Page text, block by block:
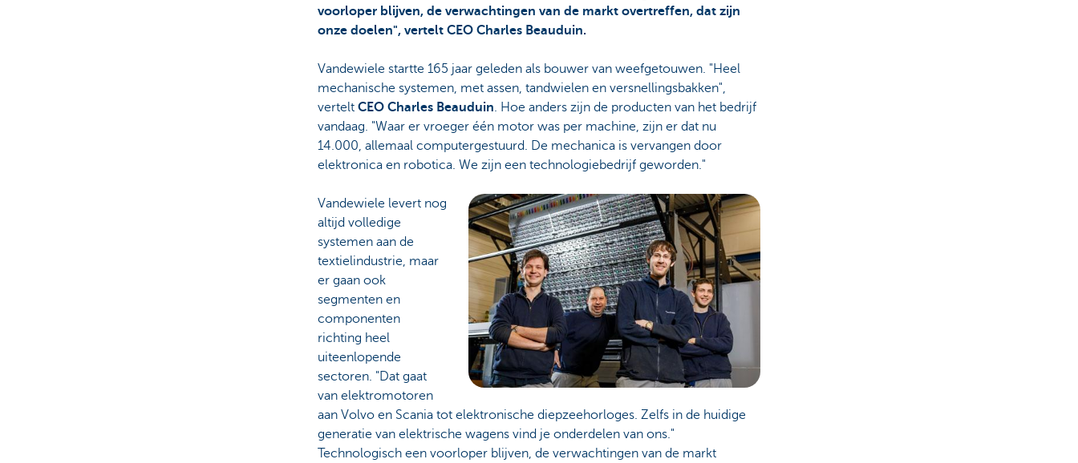
voorloper blijven, de verwachtingen van de markt overtreffen, dat zijn
onze doelen", vertelt CEO Charles Beauduin.
Vandewiele startte 165 jaar geleden als bouwer van weefgetouwen. "Heel
mechanische systemen, met assen, tandwielen en versnellingsbakken",
vertelt CEO Charles Beauduin . Hoe anders zijn de producten van het bedrijf
vandaag. "Waar er vroeger één motor was per machine, zijn er dat nu
14.000, allemaal computergestuurd. De mechanica is vervangen door
elektronica en robotica. We zijn een technologiebedrijf geworden."
Vandewiele levert nog
altijd volledige
systemen aan de
textielindustrie, maar
er gaan ook
segmenten en
componenten
richting heel
uiteenlopende
sectoren. "Dat gaat
van elektromotoren
aan Volvo en Scania tot elektronische diepzeehorloges. Zelfs in de huidige
generatie van elektrische wagens vind je onderdelen van ons."
Technologisch een voorloper blijven, de verwachtingen van de markt